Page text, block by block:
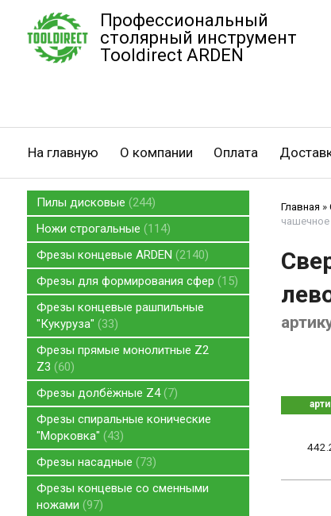
Профессиональный
столярный инструмент
Tooldirect ARDEN
На главную О компании Оплата
Пилы дисковые 244
Ножи строгальные
114
Фрезы концевые ARDEN
2140
Фрезы для формирования сфер
15
Фрезы концевые рашпильные
"Кукуруза"
33
Фрезы прямые монолитные Z2
Z3
60
Фрезы долбёжные Z4 7
Фрезы спиральные конические
"Морковка"
43
Фрезы насадные
73
Фрезы концевые со сменными
ножами
97
Главная »
чашечное